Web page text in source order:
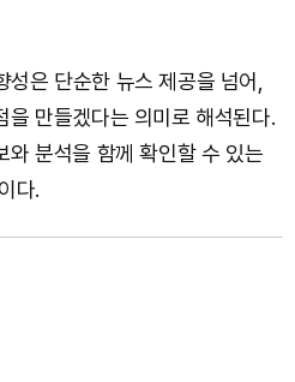
은 단순한 뉴스 제공을 넘어,
을 만들겠다는 의미로 해석된다.
와 분석을 함께 확인할 수 있는
다.